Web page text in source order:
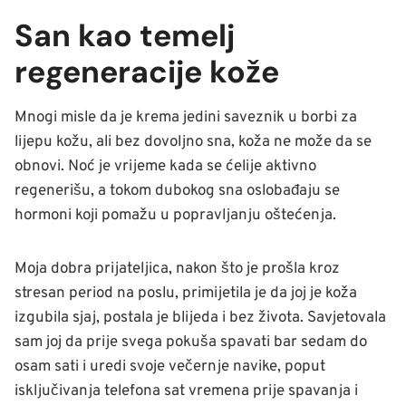
San kao temelj
regeneracije kože
Mnogi misle da je krema jedini saveznik u borbi za
lijepu kožu, ali bez dovoljno sna, koža ne može da se
obnovi. Noć je vrijeme kada se ćelije aktivno
regenerišu, a tokom dubokog sna oslobađaju se
hormoni koji pomažu u popravljanju oštećenja.
Moja dobra prijateljica, nakon što je prošla kroz
stresan period na poslu, primijetila je da joj je koža
izgubila sjaj, postala je blijeda i bez života. Savjetovala
sam joj da prije svega pokuša spavati bar sedam do
osam sati i uredi svoje večernje navike, poput
isključivanja telefona sat vremena prije spavanja i